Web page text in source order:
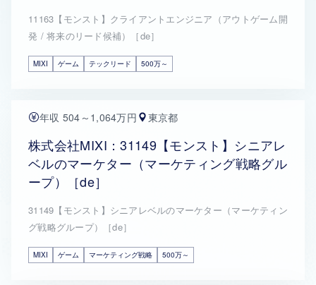
11163【モンスト】クライアントエンジニア（アウトゲーム開
発 / 将来のリード候補）［de］
MIXI ゲーム テックリード 500万～
年収 504～1,064万円 東京都
株式会社MIXI：31149【モンスト】シニアレ
ベルのマーケター（マーケティング戦略グル
ープ）［de］
31149【モンスト】シニアレベルのマーケター（マーケティン
グ戦略グループ）［de］
MIXI ゲーム マーケティング戦略 500万～